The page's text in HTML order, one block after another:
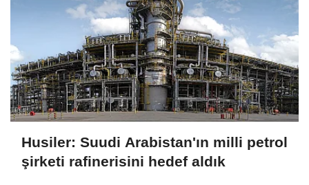
Husiler: Suudi Arabistan'ın milli petrol
şirketi rafinerisini hedef aldık